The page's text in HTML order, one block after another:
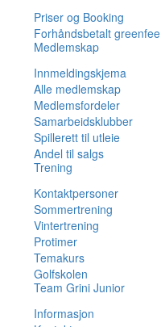
Priser og Booking
Forhåndsbetalt greenfee
Medlemskap
Innmeldingskjema
Alle medlemskap
Medlemsfordeler
Samarbeidsklubber
Spillerett til utleie
Andel til salgs
Trening
Kontaktpersoner
Sommertrening
Vintertrening
Protimer
Temakurs
Golfskolen
Team Grini Junior
Informasjon